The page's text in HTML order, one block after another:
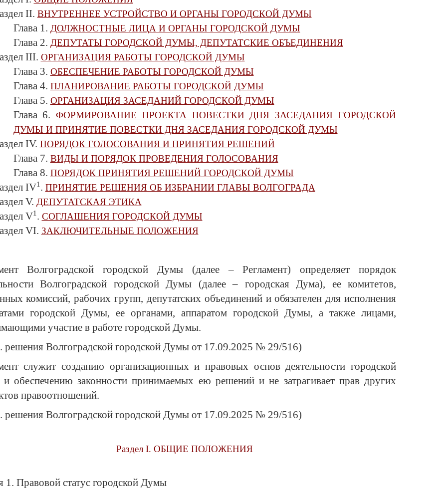
II. ВНУТРЕННЕЕ УСТРОЙСТВО И ОРГАНЫ ГОРОДСКОЙ ДУМЫ
Глава 1. ДОЛЖНОСТНЫЕ ЛИЦА И ОРГАНЫ ГОРОДСКОЙ ДУМЫ
Глава 2. ДЕПУТАТЫ ГОРОДСКОЙ ДУМЫ, ДЕПУТАТСКИЕ ОБЪЕДИНЕНИЯ
III. ОРГАНИЗАЦИЯ РАБОТЫ ГОРОДСКОЙ ДУМЫ
Глава 3. ОБЕСПЕЧЕНИЕ РАБОТЫ ГОРОДСКОЙ ДУМЫ
Глава 4. ПЛАНИРОВАНИЕ РАБОТЫ ГОРОДСКОЙ ДУМЫ
Глава 5. ОРГАНИЗАЦИЯ ЗАСЕДАНИЙ ГОРОДСКОЙ ДУМЫ
Глава 6.ФОРМИРОВАНИЕ ПРОЕКТА ПОВЕСТКИ ДНЯ ЗАСЕДАНИЯ ГОРОДСКОЙ
ДУМЫ И ПРИНЯТИЕ ПОВЕСТКИ ДНЯ ЗАСЕДАНИЯ ГОРОДСКОЙ ДУМЫ
IV. ПОРЯДОК ГОЛОСОВАНИЯ И ПРИНЯТИЯ РЕШЕНИЙ
Глава 7. ВИДЫ И ПОРЯДОК ПРОВЕДЕНИЯ ГОЛОСОВАНИЯ
Глава 8. ПОРЯДОК ПРИНЯТИЯ РЕШЕНИЙ ГОРОДСКОЙ ДУМЫ
IV1 . ПРИНЯТИЕ РЕШЕНИЯ ОБ ИЗБРАНИИ ГЛАВЫ ВОЛГОГРАДА
V. ДЕПУТАТСКАЯ ЭТИКА
V1 . СОГЛАШЕНИЯ ГОРОДСКОЙ ДУМЫ
VI. ЗАКЛЮЧИТЕЛЬНЫЕ ПОЛОЖЕНИЯ
Волгоградской городской Думы (далее – Регламент) определяет порядок
Волгоградской городской Думы (далее – городская Дума), ее комитетов,
комиссий, рабочих групп, депутатских объединений и обязателен для исполнения
городской Думы, ее органами, аппаратом городской Думы, а также лицами,
участие в работе городской Думы.
решения Волгоградской городской Думы от 17.09.2025 № 29/516)
служит созданию организационных и правовых основ деятельности городской
обеспечению законности принимаемых ею решений и не затрагивает прав других
правоотношений.
решения Волгоградской городской Думы от 17.09.2025 № 29/516)
Раздел I. ОБЩИЕ ПОЛОЖЕНИЯ
1. Правовой статус городской Думы